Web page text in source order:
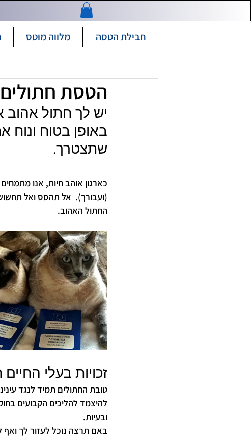
חבילת הטסה מלווה מוטס
הטסת
יש לך חתול אהוב
באופן בטוח ונוח
שתצטרך.
כארגון אוהב חיות, אנו
(ועבורך).  אל תהסס ואל
החתול האהוב.
זכויות בעלי
טובת החתולים תמיד לנגד
להיצמד להליכים הקבועים
ובעיות.
באם תרצה נוכל לעזור לך